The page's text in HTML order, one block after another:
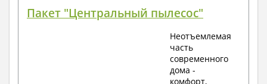
Пакет "Центральный пылесос"
Неотъемлемая
часть
современного
дома -
комфорт,